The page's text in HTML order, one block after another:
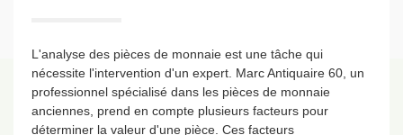
L'analyse des pièces de monnaie est une tâche qui
nécessite l'intervention d'un expert. Marc Antiquaire 60, un
professionnel spécialisé dans les pièces de monnaie
anciennes, prend en compte plusieurs facteurs pour
déterminer la valeur d'une pièce. Ces facteurs